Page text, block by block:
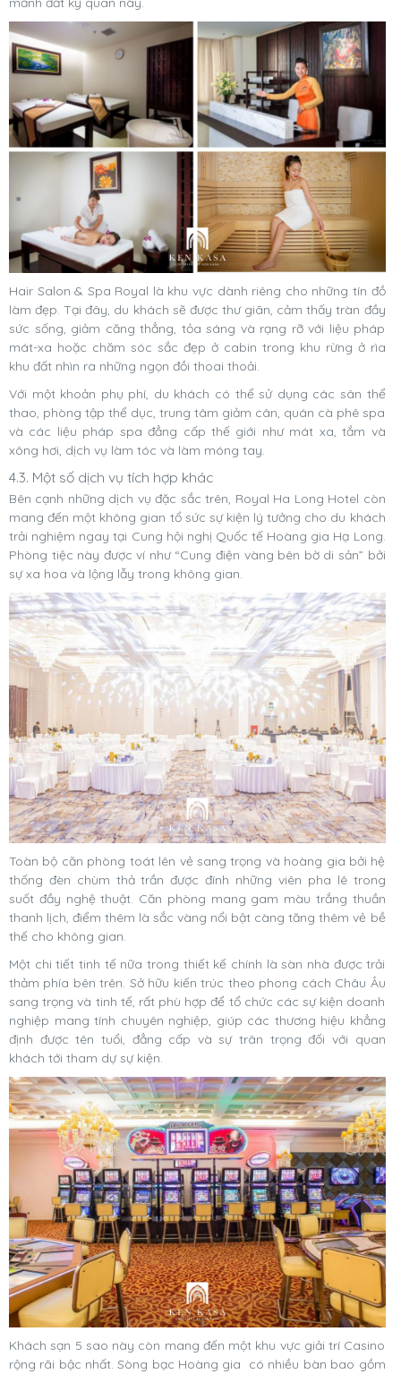
Hair Salon & Spa Royal là khu vực dành riêng cho những tín đồ
làm đẹp. Tại đây, du khách sẽ được thư giãn, cảm thấy tràn đầy
sức sống, giảm căng thẳng, tỏa sáng và rạng rỡ với liệu pháp
mát-xa hoặc chăm sóc sắc đẹp ở cabin trong khu rừng ở rìa
khu đất nhìn ra những ngọn đồi thoai thoải.
Với một khoản phụ phí, du khách có thể sử dụng các sân thể
thao, phòng tập thể dục, trung tâm giảm cân, quán cà phê spa
và các liệu pháp spa đẳng cấp thế giới như mát xa, tắm và
xông hơi, dịch vụ làm tóc và làm móng tay.
4.3. Một số dịch vụ tích hợp khác
Bên cạnh những dịch vụ đặc sắc trên, Royal Ha Long Hotel còn
mang đến một không gian tổ sức sự kiện lý tưởng cho du khách
trải nghiệm ngay tại Cung hội nghị Quốc tế Hoàng gia Hạ Long.
Phòng tiệc này được ví như “Cung điện vàng bên bờ di sản” bởi
sự xa hoa và lộng lẫy trong không gian.
Toàn bộ căn phòng toát lên vẻ sang trọng và hoàng gia bởi hệ
thống đèn chùm thả trần được đính những viên pha lê trong
suốt đầy nghệ thuật. Căn phòng mang gam màu trắng thuần
thanh lịch, điểm thêm là sắc vàng nổi bật càng tăng thêm vẻ bề
thế cho không gian.
Một chi tiết tinh tế nữa trong thiết kế chính là sàn nhà được trải
thảm phía bên trên. Sở hữu kiến trúc theo phong cách Châu Âu
sang trọng và tinh tế, rất phù hợp để tổ chức các sự kiện doanh
nghiệp mang tính chuyên nghiệp, giúp các thương hiệu khẳng
định được tên tuổi, đẳng cấp và sự trân trọng đối với quan
khách tới tham dự sự kiện.
Khách sạn 5 sao này còn mang đến một khu vực giải trí Casino
rộng rãi bậc nhất. Sòng bạc Hoàng gia có nhiều bàn bao gồm